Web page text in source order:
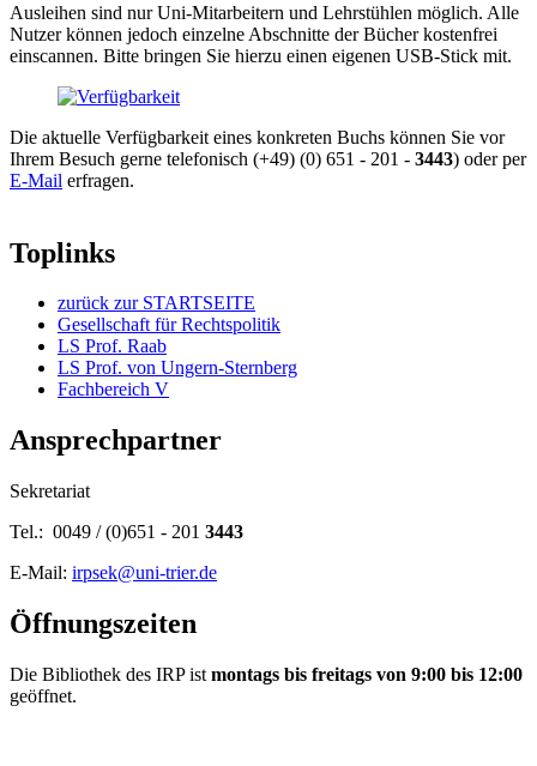
Ausleihen sind nur Uni-Mitarbeitern und Lehrstühlen möglich. Alle
Nutzer können jedoch einzelne Abschnitte der Bücher kostenfrei
einscannen. Bitte bringen Sie hierzu einen eigenen USB-Stick mit.
Die aktuelle Verfügbarkeit eines konkreten Buchs können Sie vor
Ihrem Besuch gerne telefonisch (+49) (0) 651 - 201 - 3443) oder per
E-Mail erfragen.
Toplinks
zurück zur STARTSEITE
Gesellschaft für Rechtspolitik
LS Prof. Raab
LS Prof. von Ungern-Sternberg
Fachbereich V
Ansprechpartner
Sekretariat
Tel.: 0049 / (0)651 - 201 3443
E-Mail: irpsek@uni-trier.de
Öffnungszeiten
Die Bibliothek des IRP ist montags bis freitags von 9:00 bis 12:00
geöffnet.